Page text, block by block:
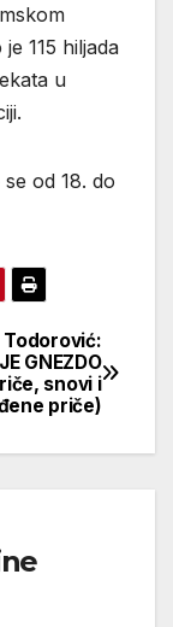
115 hiljada
u
od 18. do
Todorović:
GNEZDO
snovi i
priče)